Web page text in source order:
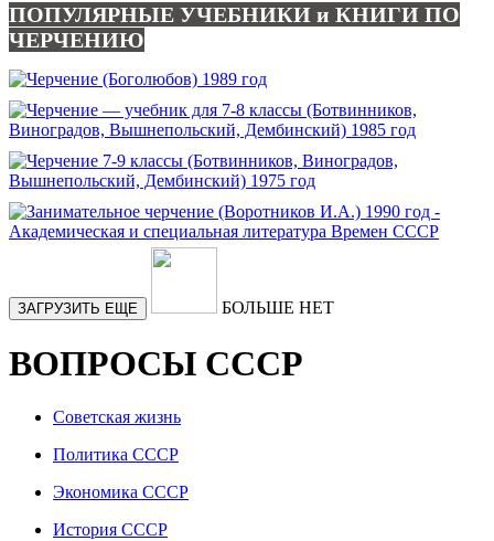
ПОПУЛЯРНЫЕ УЧЕБНИКИ и КНИГИ ПО
ЧЕРЧЕНИЮ
ЗАГРУЗИТЬ ЕЩЕ БОЛЬШЕ НЕТ
ВОПРОСЫ СССР
Советская жизнь
Политика СССР
Экономика СССР
История СССР